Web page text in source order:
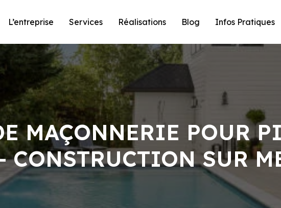
L’entreprise Services Réalisations Blog Infos Pratiques
MAÇONNERIE POUR
CONSTRUCTION SUR